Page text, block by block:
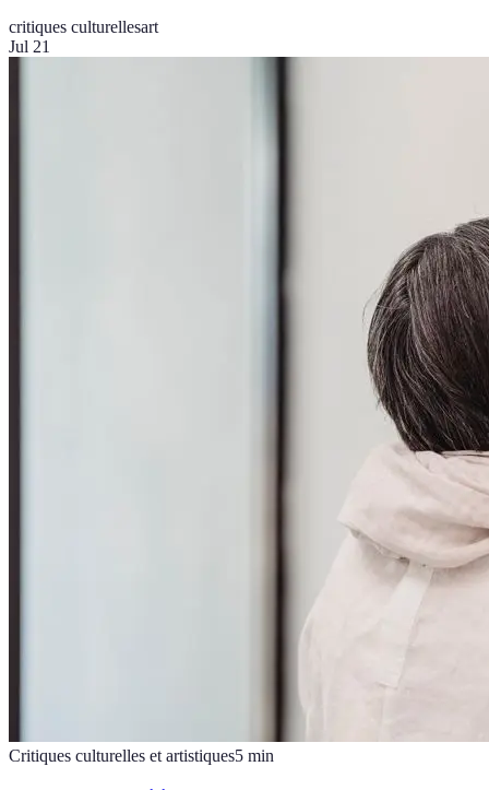
critiques culturellesart
Jul 21
Critiques culturelles et artistiques5 min